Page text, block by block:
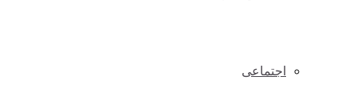
اجتماعی